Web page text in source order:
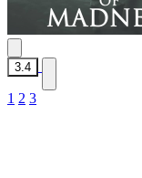
3.4
1 2 3